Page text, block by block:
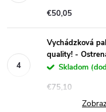
€50,05
Vychádzková
quality! -
Skladom
€75,10